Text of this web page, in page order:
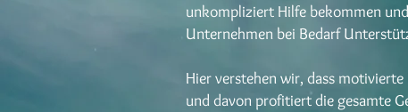
unkompliziert Hilfe bekommen
Unternehmen bei Bedarf
Hier verstehen wir, dass
und davon profitiert die gesamte